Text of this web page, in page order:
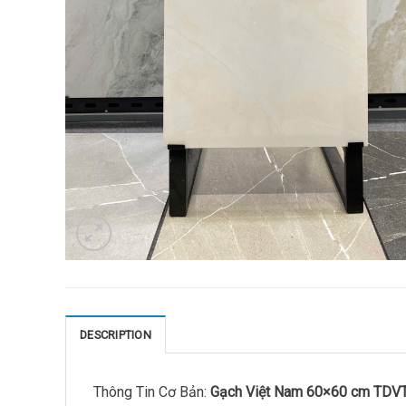
DESCRIPTION
Thông Tin Cơ Bản: Gạch Việt Nam 60×60 cm